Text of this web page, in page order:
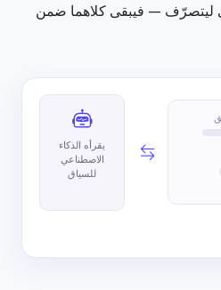
ليتصرّف — فيبقى كلاهما ضمن
يقرأه الذكاء
الاصطناعي
للسياق